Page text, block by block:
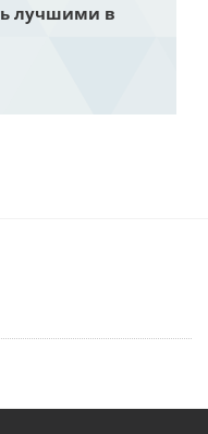
лучшими в